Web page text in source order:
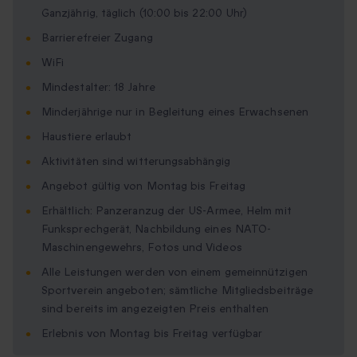
Ganzjährig, täglich (10:00 bis 22:00 Uhr)
Barrierefreier Zugang
WiFi
Mindestalter: 18 Jahre
Minderjährige nur in Begleitung eines Erwachsenen
Haustiere erlaubt
Aktivitäten sind witterungsabhängig
Angebot gültig von Montag bis Freitag
Erhältlich: Panzeranzug der US-Armee, Helm mit
Funksprechgerät, Nachbildung eines NATO-
Maschinengewehrs, Fotos und Videos
Alle Leistungen werden von einem gemeinnützigen
Sportverein angeboten; sämtliche Mitgliedsbeiträge
sind bereits im angezeigten Preis enthalten
Erlebnis von Montag bis Freitag verfügbar